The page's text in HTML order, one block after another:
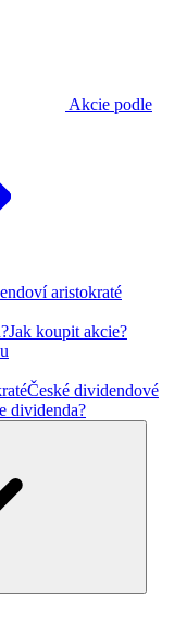
Akcie podle
aristokraté
Jak koupit akcie?
České dividendové
dividenda?